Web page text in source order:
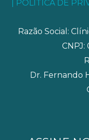
o
| POLÍTICA DE
Razão Social:
CNPJ:
Dr. Fernando